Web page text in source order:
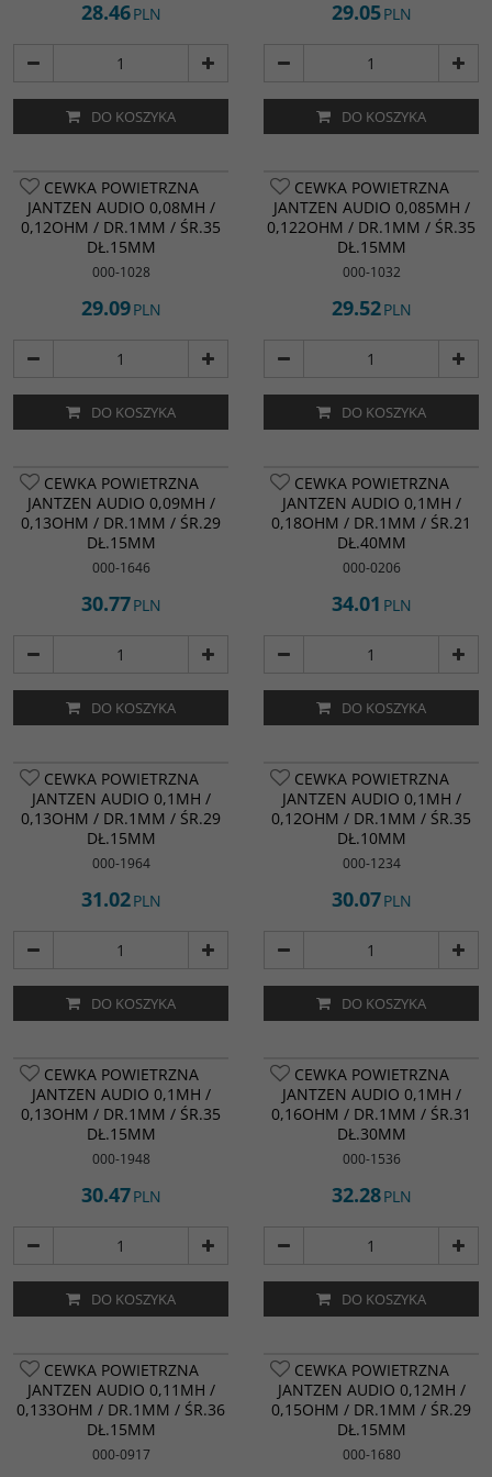
zniekształceń nasycenia,
Rezystancja cewki (Ω): 0,1 ohm
Rodzaj cewki: Powietrzna
28.46PLN
DO KOSZYKA
29.05PLN
DO KOSZYKA
CEWKA POWIETRZNA
JANTZEN AUDIO 0,08MH /
0,12OHM / DR.1MM / ŚR.35
DŁ.15MM
000-1028
29.09PLN
DO KOSZYKA
CEWKA POWIETRZNA
JANTZEN AUDIO 0,085MH /
0,122OHM / DR.1MM / ŚR.35
DŁ.15MM
000-1032
29.52PLN
DO KOSZYKA
CEWKA POWIETRZNA
JANTZEN AUDIO 0,09MH /
0,13OHM / DR.1MM / ŚR.29
DŁ.15MM
000-1646
30.77PLN
DO KOSZYKA
CEWKA POWIETRZNA
JANTZEN AUDIO 0,1MH /
0,18OHM / DR.1MM / ŚR.21
DŁ.40MM
000-0206
34.01 PLN
DO KOSZYKA
CEWKA POWIETRZNA
JANTZEN AUDIO 0,1MH /
0,13OHM / DR.1MM / ŚR.29
DŁ.15MM
000-1964
31.02PLN
DO KOSZYKA
CEWKA POWIETRZNA
JANTZEN AUDIO 0,1MH /
0,12OHM / DR.1MM / ŚR.35
DŁ.10MM
000-1234
30.07PLN
DO KOSZYKA
CEWKA POWIETRZNA
JANTZEN AUDIO 0,1MH /
0,13OHM / DR.1MM / ŚR.35
DŁ.15MM
000-1948
30.47PLN
DO KOSZYKA
CEWKA POWIETRZNA
JANTZEN AUDIO 0,1MH /
0,16OHM / DR.1MM / ŚR.31
DŁ.30MM
000-1536
32.28PLN
DO KOSZYKA
CEWKA POWIETRZNA
JANTZEN AUDIO 0,11MH /
0,133OHM / DR.1MM / ŚR.36
DŁ.15MM
000-0917
CEWKA POWIETRZNA
JANTZEN AUDIO 0,12MH /
0,15OHM / DR.1MM / ŚR.29
DŁ.15MM
000-1680